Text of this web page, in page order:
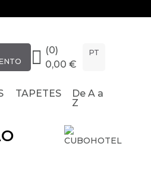
(0)
0,00 €
PT
TAPETES
De A a
Z